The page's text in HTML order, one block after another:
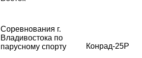
Соревнования г.
Владивостока по
парусному спорту
Конрад-25Р